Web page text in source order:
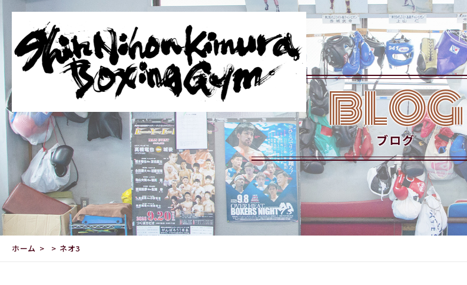
BLOG
ブログ
ホーム ネオ3